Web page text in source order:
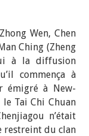
Wen, Chen
Ching (Zheng
à la diffusion
commença à
émigré à New-
le Tai Chi Chuan
n’était
restreint du clan